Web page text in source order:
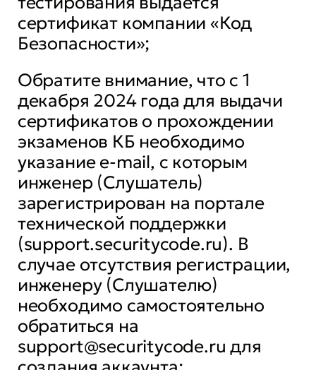
сертификат компании «Код
Безопасности»;
Обратите внимание, что с 1
декабря 2024 года для выдачи
сертификатов о прохождении
экзаменов КБ необходимо
указание e-mail, с которым
инженер (Слушатель)
зарегистрирован на портале
технической поддержки
(support.securitycode.ru). В
случае отсутствия регистрации,
инженеру (Слушателю)
необходимо самостоятельно
обратиться на
support@securitycode.ru для